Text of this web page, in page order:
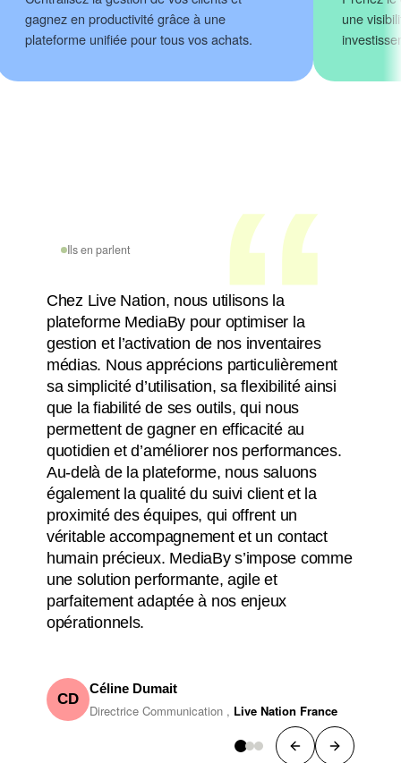
gagnez en productivité grâce à une
plateforme unifiée pour tous vos achats.
une
Ils en parlent
Chez Live Nation, nous utilisons la
plateforme MediaBy pour optimiser la
gestion et l’activation de nos inventaires
médias. Nous apprécions particulièrement
sa simplicité d’utilisation, sa flexibilité ainsi
que la fiabilité de ses outils, qui nous
permettent de gagner en efficacité au
quotidien et d’améliorer nos performances.
Au-delà de la plateforme, nous saluons
également la qualité du suivi client et la
proximité des équipes, qui offrent un
véritable accompagnement et un contact
humain précieux. MediaBy s’impose comme
une solution performante, agile et
parfaitement adaptée à nos enjeux
opérationnels.
CD
Céline Dumait
Directrice Communication , Live Nation France